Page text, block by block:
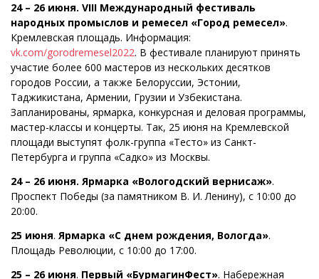
24 – 26 июня. VIII Международный фестиваль
народных промыслов и ремесел «Город ремесел».
Кремлевская площадь. Информация:
vk.com/gorodremesel2022. В фестивале планируют принять
участие более 600 мастеров из нескольких десятков
городов России, а также Белоруссии, Эстонии,
Таджикистана, Армении, Грузии и Узбекистана.
Запланированы, ярмарка, конкурсная и деловая программы,
мастер-классы и концерты. Так, 25 июня на Кремлевской
площади выступят фолк-группа «Тесто» из Санкт-
Петербурга и группа «Садко» из Москвы.
24 – 26 июня. Ярмарка «Вологодский вернисаж».
Проспект Победы (за памятником В. И. Ленину), с 10:00 до
20:00.
25 июня. Ярмарка «С днем рождения, Вологда».
Площадь Революции, с 10:00 до 17:00.
25 – 26 июня. Первый «БурмагинФест». Набережная